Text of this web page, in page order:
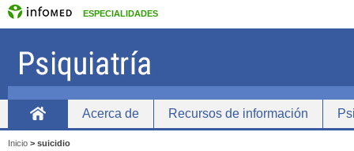
ESPECIALIDADES
Acerca de Recursos de información
Inicio > suicidio